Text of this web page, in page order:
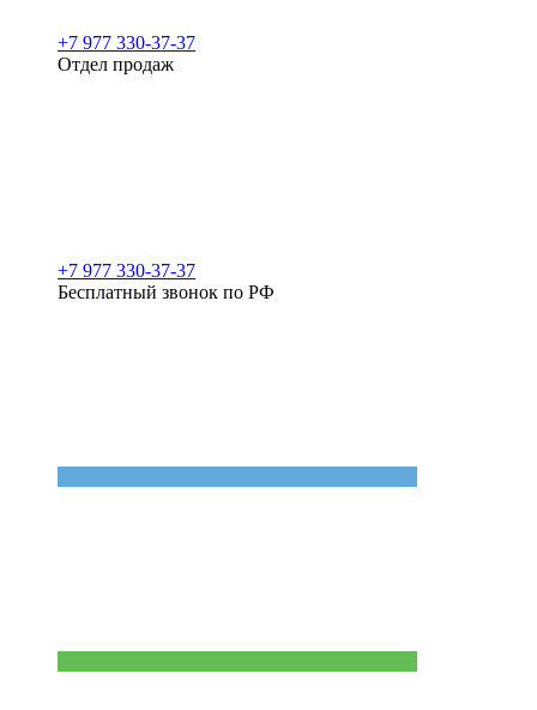
+7 977 330-37-37
Отдел продаж
+7 977 330-37-37
Бесплатный звонок по РФ